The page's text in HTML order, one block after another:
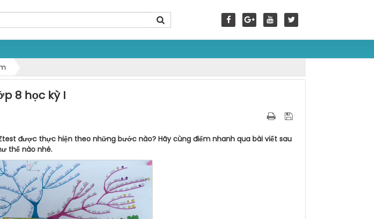
8 học kỳ I
được thực hiện theo những bước nào? Hãy cùng điểm nhanh qua bài viết sau
thế nào nhé.